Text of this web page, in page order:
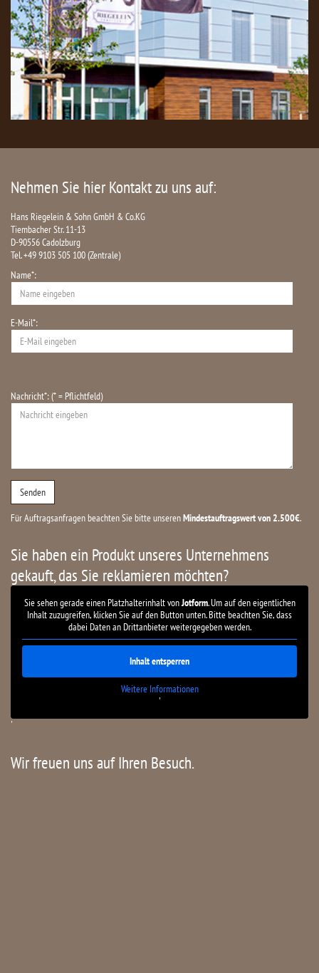
Nehmen Sie hier Kontakt zu uns auf:
Hans Riegelein & Sohn GmbH & Co.KG
Tiembacher Str. 11-13
D-90556 Cadolzburg
Tel. +49 9103 505 100 (Zentrale)
Name*:
E-Mail*:
Nachricht*: (* = Pflichtfeld)
Für Auftragsanfragen beachten Sie bitte unserenMindestauftragswert von 2.500€.
Sie haben ein Produkt unseres Unternehmens
gekauft, das Sie reklamieren möchten?
Sie sehen gerade einen Platzhalterinhalt vonJotform. Um auf den eigentlichen
Inhalt zuzugreifen, klicken Sie auf den Button unten. Bitte beachten Sie, dass
dabei Daten an Drittanbieter weitergegeben werden.
Inhalt entsperren
Weitere Informationen
'
'
Wir freuen uns auf Ihren Besuch.